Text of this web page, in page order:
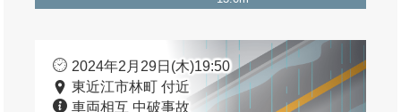
2024年2月29日(木)19:50
東近江市林町 付近
車両相互 中破事故